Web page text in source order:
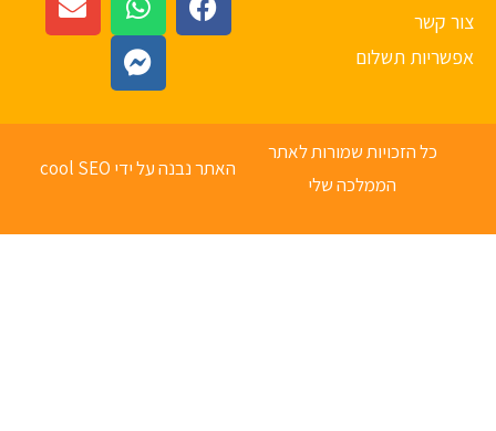
קשר
תשלום
כל הזכויות שמורות לאתר
הממלכה שלי
האתר נבנה על ידי cool SEO